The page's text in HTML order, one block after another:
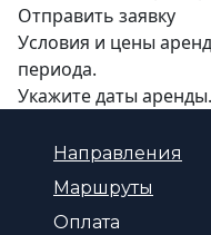
Отправить заявку
Условия и цены
периода.
Укажите даты
Направления
Маршруты
Оплата